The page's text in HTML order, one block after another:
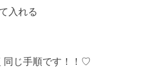
入れる
同じ手順です！！♡